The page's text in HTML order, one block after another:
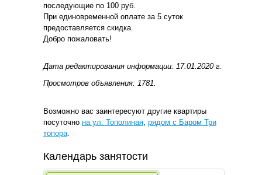
последующие по 100 руб.
При единовременной оплате за 5 суток
предоставляется скидка.
Добро пожаловать!
Дата редактирования информации: 17.01.2020 г.
Просмотров объявления: 1781.
Возможно вас заинтересуют другие квартиры
посуточно на ул. Тополиная, рядом с Баром Три
топора.
Календарь занятости